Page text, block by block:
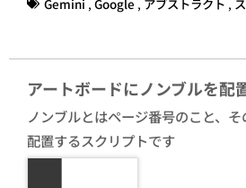
アートボードにノンブルを配
ノンブルとはページ番号のこと、
配置するスクリプトです